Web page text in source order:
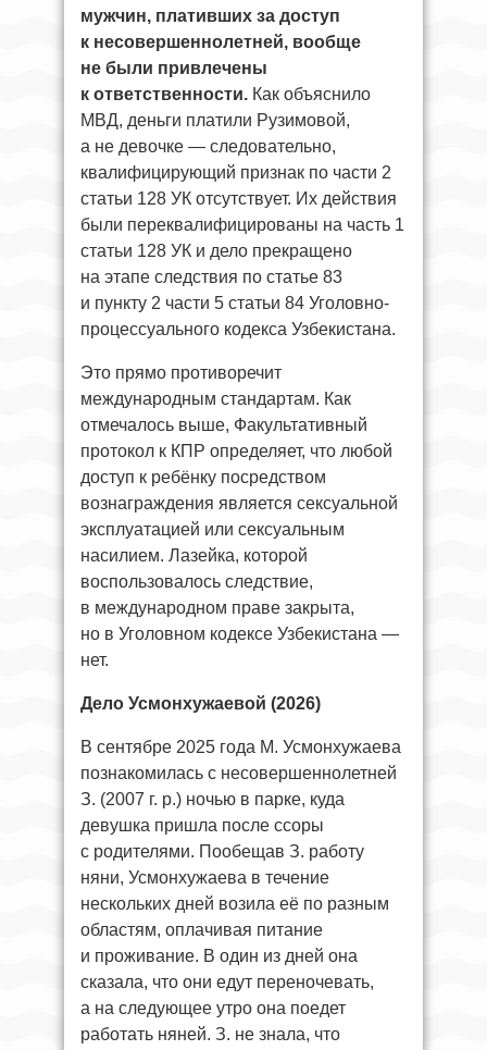
мужчин, плативших за доступ
к несовершеннолетней, вообще
не были привлечены
к ответственности. Как объяснило
МВД, деньги платили Рузимовой,
а не девочке — следовательно,
квалифицирующий признак по части 2
статьи 128 УК отсутствует. Их действия
были переквалифицированы на часть 1
статьи 128 УК и дело прекращено
на этапе следствия по статье 83
и пункту 2 части 5 статьи 84 Уголовно-
процессуального кодекса Узбекистана.
Это прямо противоречит
международным стандартам. Как
отмечалось выше, Факультативный
протокол к КПР определяет, что любой
доступ к ребёнку посредством
вознаграждения является сексуальной
эксплуатацией или сексуальным
насилием. Лазейка, которой
воспользовалось следствие,
в международном праве закрыта,
но в Уголовном кодексе Узбекистана —
нет.
Дело Усмонхужаевой (2026)
В сентябре 2025 года М. Усмонхужаева
познакомилась с несовершеннолетней
З. (2007 г. р.) ночью в парке, куда
девушка пришла после ссоры
с родителями. Пообещав З. работу
няни, Усмонхужаева в течение
нескольких дней возила её по разным
областям, оплачивая питание
и проживание. В один из дней она
сказала, что они едут переночевать,
а на следующее утро она поедет
работать няней. З. не знала, что